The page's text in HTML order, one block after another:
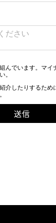
んでいます。マ
。
介したりするた
送信